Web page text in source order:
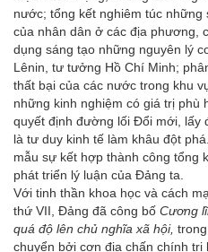
nước; tổng kết nghiêm túc những
của nhân dân ở các địa phương,
dụng sáng tạo những nguyên lý
Lênin, tư tưởng Hồ Chí Minh;
thất bại của các nước trong khu
những kinh nghiệm có giá trị phù
quyết định đường lối Đổi mới, lấy
là tư duy kinh tế làm khâu đột
mẫu sự kết hợp thành công tổng
phát triển lý luận của Đảng ta.
Với tinh thần khoa học và cách
thứ VII, Đảng đã công bố Cương
quá độ lên chủ nghĩa xã hội,
chuyển bởi cơn địa chấn chính